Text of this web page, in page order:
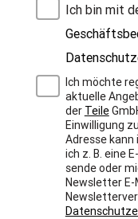
Ich bin mit
Ich möchte
aktuelle
der Teile
Einwilligung
Adresse
ich z. B. eine
sende oder
Newsletter E-